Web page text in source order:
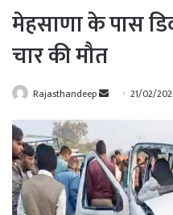
मेहसाणा के पास
चार की मौत
Rajasthandeep
Send 21/02/